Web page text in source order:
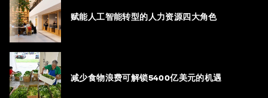
赋能人工智能转型的人力资源四大角色
减少食物浪费可解锁5400亿美元的机遇